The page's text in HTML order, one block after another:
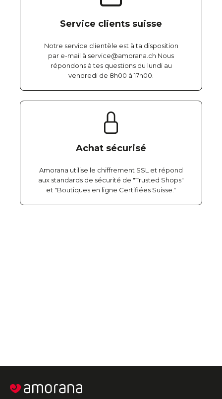
Service clients suisse
Notre service clientèle est à ta disposition
par e-mail à service@amorana.ch Nous
répondons à tes questions du lundi au
vendredi de 8h00 à 17h00.
Achat sécurisé
Amorana utilise le chiffrement SSL et répond
aux standards de sécurité de "Trusted Shops"
et "Boutiques en ligne Certifiées Suisse."